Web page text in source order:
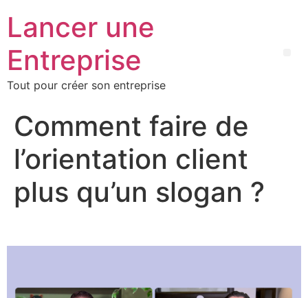
Lancer une
Entreprise
Tout pour créer son entreprise
Comment faire de
l’orientation client
plus qu’un slogan ?